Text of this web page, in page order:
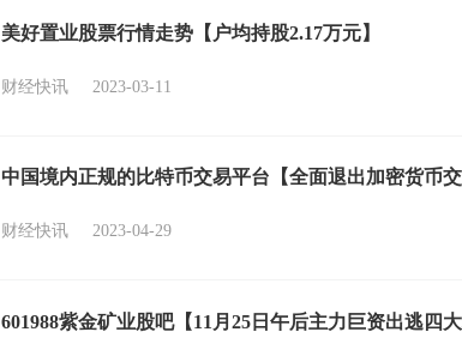
美好置业股票行情走势【户均持股2.17万元】
财经快讯 2023-03-11
中国境内正规的比特币交易平台【全面退出加密货币
财经快讯 2023-04-29
601988紫金矿业股吧【11月25日午后主力巨资出逃四